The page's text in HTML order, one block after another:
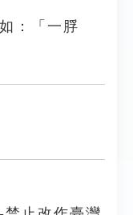
：「一脬